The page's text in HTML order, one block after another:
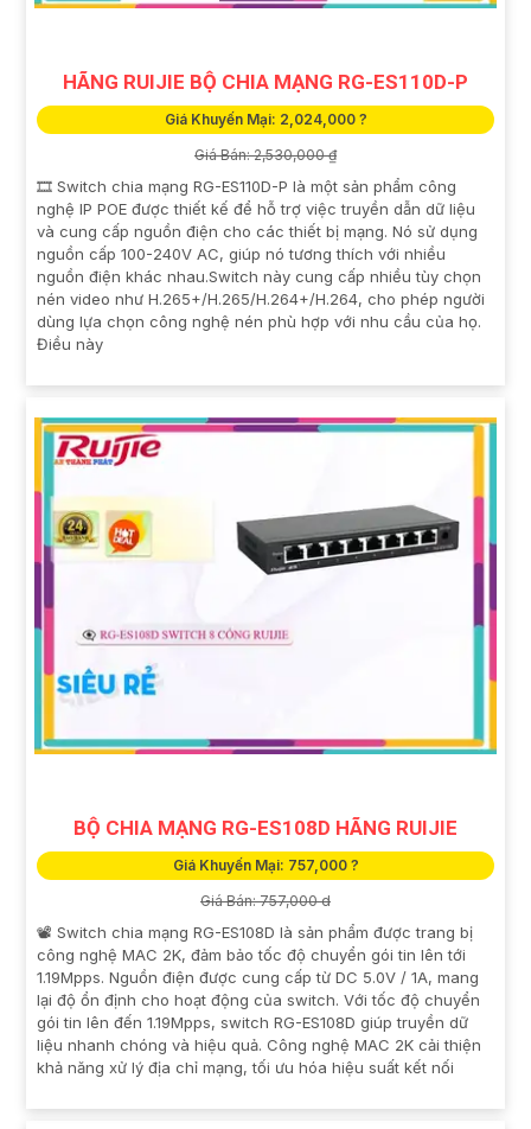
HÃNG RUIJIE BỘ CHIA MẠNG RG-ES110D-P
Giá Khuyến Mại: 2,024,000 ?
Giá Bán: 2,530,000 ₫
🎞 Switch chia mạng RG-ES110D-P là một sản phẩm công
nghệ IP POE được thiết kế để hỗ trợ việc truyền dẫn dữ liệu
và cung cấp nguồn điện cho các thiết bị mạng. Nó sử dụng
nguồn cấp 100-240V AC, giúp nó tương thích với nhiều
nguồn điện khác nhau.Switch này cung cấp nhiều tùy chọn
nén video như H.265+/H.265/H.264+/H.264, cho phép người
dùng lựa chọn công nghệ nén phù hợp với nhu cầu của họ.
Điều này
BỘ CHIA MẠNG RG-ES108D HÃNG RUIJIE
Giá Khuyến Mại: 757,000 ?
Giá Bán: 757,000 d
📽 Switch chia mạng RG-ES108D là sản phẩm được trang bị
công nghệ MAC 2K, đảm bảo tốc độ chuyển gói tin lên tới
1.19Mpps. Nguồn điện được cung cấp từ DC 5.0V / 1A, mang
lại độ ổn định cho hoạt động của switch. Với tốc độ chuyển
gói tin lên đến 1.19Mpps, switch RG-ES108D giúp truyền dữ
liệu nhanh chóng và hiệu quả. Công nghệ MAC 2K cải thiện
khả năng xử lý địa chỉ mạng, tối ưu hóa hiệu suất kết nối